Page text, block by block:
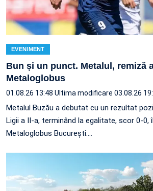
EVENIMENT
Bun și un punct. Metalul, remiză
Metaloglobus
01.08.26 13:48 Ultima modificare 03.08.26
Metalul Buzău a debutat cu un rezultat
Ligii a II-a, terminând la egalitate, scor 0-0,
Metaloglobus București.…